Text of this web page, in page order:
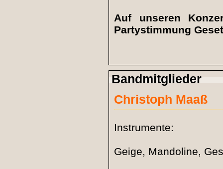
Auf unseren
Partystimmung
Bandmitglieder
Christoph Maaß
Instrumente:
Geige, Mandoline,